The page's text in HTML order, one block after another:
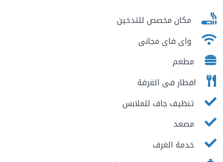
مكان مخصص للتدخين
واى فاى مجانى
مطعم
افطار فى الغرفة
تنظيف جاف للملابس
مصعد
خدمة الغرف